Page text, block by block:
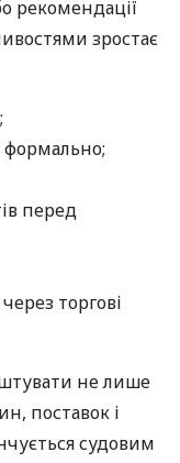
рекомендації
зростає
перед
торгові
не лише
поставок і
судовим